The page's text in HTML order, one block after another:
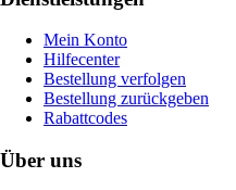
Mein Konto
Hilfecenter
Bestellung verfolgen
Bestellung zurückgeben
Rabattcodes
Über uns